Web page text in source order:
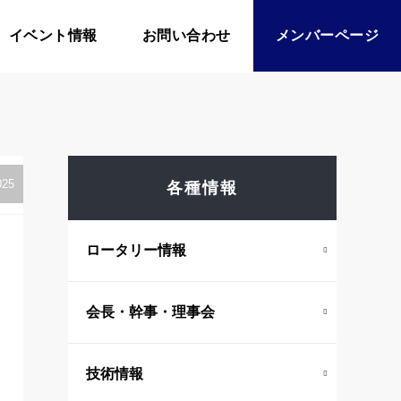
イベント情報 お問い合わせ メンバーページ
各種情報
ロータリー情報
会長・幹事・理事会
技術情報